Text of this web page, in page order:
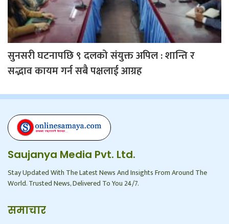
सुनसरी घटनापछि ९ दलको संयुक्त अपिल : शान्ति र
सद्भाव कायम गर्न सबै पक्षलाई आग्रह
Saujanya Media Pvt. Ltd.
Stay Updated With The Latest News And Insights From Around The
World. Trusted News, Delivered To You 24/7.
समाचार